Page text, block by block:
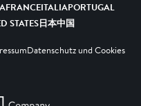
FRANCEITALIAPORTUGAL
STATES日本中国
Datenschutz und Cookies
Company